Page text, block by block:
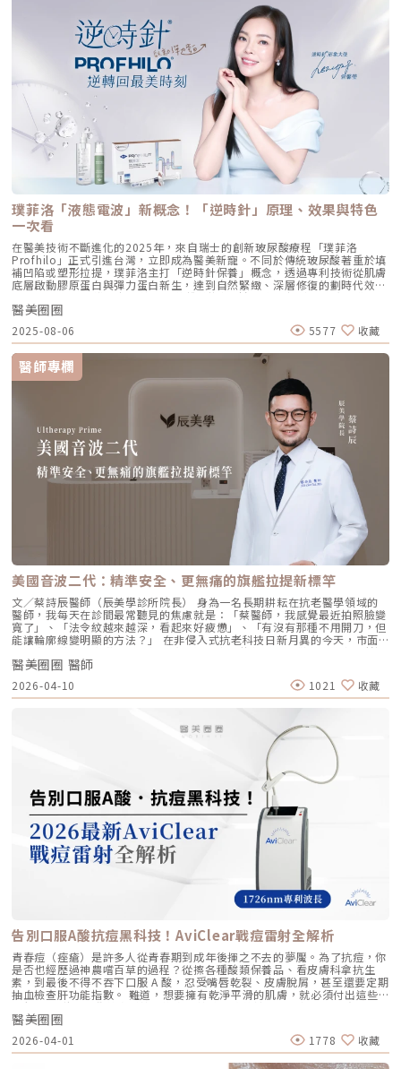
胞：幫助恢復皮下組織的飽滿感，減緩隨著年齡增長的皮下萎縮。 啟動 5
種關鍵結構蛋白：包括 I 型、III 型、IV 型、VII 型膠原蛋白以及最關鍵的彈
力蛋白。這種全方位的重塑效果，能讓下顎線變清晰，讓細紋從底層淡化。
這就是為什麼它被暱稱為「液態電波」。電波是靠「熱能」刺激新生，而
Profhilo 是靠「生物分子信號」啟動新生。對於皮膚薄、怕痛或不適合高
能量儀器的客戶來說，這是一個非常理想的選擇。四、 蔡醫師的精準美
學：BAP 五點拉提點位解析施打 Profhilo 是一門藝術。我們採用國際標準
的 BAP（Bio Aesthetic Points）五點拉提打法，這五個點是避開重要血
管、精準對準臉部支撐結構的黃金位置： [1] 顴骨高點： 位於顴骨最突出的
地方，需離眼睛外側至少 2 公分。能像掛鉤一樣，為中臉提供向上向外的支
撐力。 [2] 鼻翼與瞳孔垂直線交界： 在鼻翼與耳廓之間畫出水平線，再從瞳
孔中線畫垂直線，兩線交交叉處作為注射點。能有效改善法令紋，飽滿面中
部。 [3] 耳廓下前緣： 位於耳廓下緣的前方約 1 公分處。是收緊臉部外側
輪廓、強化下頷線條的關鍵。 [4] 下頷嘴角交界： 在下巴中軸線的三分之一
處畫垂直線，再向唇角方向移動 1.5 公分。可以修飾木偶紋，改善嘴角下
垂。 [5] 下顎角前緣： 位於下顎角前側約 1 公分處。幫助拉緊腮幫子多餘
的鬆弛組織，讓下顎線條清晰。五、 哪些部位最適合 Profhilo 逆時針？
Profhilo 逆時針之所以能成為抗老界的寵兒，不僅是因為它的成分純淨，
更因為它解決了傳統醫美難以觸及的「盲區」。它不靠體積填充，而是透過
「液態拉皮」的概念，從根本提升肌膚彈性。以下四個部位是我在臨床運用
中最推薦的：1. 臉部液態拉皮：BAP 五點精準誘導這是 Profhilo 的核心應
用。與傳統玻尿酸增加臉部「厚重感」或「體積支撐」的邏輯完全不同，
Profhilo 本質上是液態拉皮。我們採用國際標準的 BAP（Bio Aesthetic
Points）五點注射法，這五個點是避開重要血管、精準將玻尿酸導入真皮層
的黃金位置： 顴骨高點：啟動中臉肌膚的生物重塑，優化張力。 鼻翼瞳孔
交界：透過提升肌膚彈力，自然弱化法令紋的視覺感。 耳廓下前緣：強化
臉部外側緊緻度，讓輪廓不再鬆垮。 下頷嘴角交界：改善嘴角周圍的鬆
弛，恢復皮膚原有的拉力。 下顎角前緣：誘導彈力蛋白新生，收緊下頷邊
緣的曲線。這五個點位並非用來「填充凹陷」，而是作為信號啟動點，讓玻
尿酸在皮下如水幕般擴散，誘導彈力蛋白大量新生，像是在皮下植入了一層
隱形的「彈力網」，讓下顎線與中臉自然回歸緊緻狀態。2. 火雞頸與橫向頸
紋：修復彈力纖維的救星頸部皮膚極薄，且缺乏支撐結構，老化多半是因為
彈力纖維斷裂。傳統填充型玻尿酸因為有化學交聯，施打後容易因重力或皮
膚過薄而產生凸起（毛毛蟲現象）。Profhilo 具備極佳的流動性，能均勻
滲透進頸部真皮層，不是填平皺紋，而是從底層重塑頸部肌膚的厚度與張
力，是目前改善頸部質感的首選。3. 手背（雞爪手）：重建真皮層的緊實度
雙手最容易因彈力蛋白流失而顯得乾癟、血管明顯。Profhilo 透過「非填
充」的方式，啟動手背肌膚的自我修復機制。它不僅是補水，更是透過生物
重塑增加組織的彈性與結構感，讓手背肌膚恢復細緻平滑，找回如少女般優
雅的肌膚張力。4. 口周細紋：自然軟化而不僵硬對於愛笑或年長客戶常見的
唇周紋，若使用傳統填充物，常會因為增加了體積而讓表情變得僵硬。
Profhilo 透過液態拉皮的原理，在不改變五官比例的前提下，誘導唇周肌
膚新生彈力蛋白，從底層「軟化」細小紋路，讓整個人看起來更加柔和、自
然。六、 蔡醫師的診間建議：如何規劃妳的「逆時針」計畫？在辰美學，
我們追求的是「長效且細膩」的美，而非瞬間的煙火式改變。針對初次接觸
Profhilo 逆時針 的客戶，我通常會建議以「週期性重塑」的方式來規劃妳
的專屬美學地圖：1. 基礎療程：建議至少進行 2 至 3 次為了達到最佳的彈
力蛋白新生與肌底環境優化，單次施打僅是啟動信號，完整的重塑需要時間
堆疊： 啟動期（第 1 次與第 2 次）： 建議間隔 1 個月施打。這兩次密集的
治療能確保高濃度玻尿酸在真皮層內建立穩固的擴散網絡，全面活化纖維母
細胞。 強化期（第 2 次與第 3 次）： 建議間隔3到6個月進行第三次施打。
這是一個關鍵的鞏固點，能延續細胞的再生信號，讓拉皮效果更具層次感。
維持期： 經過這 3 次完整的週期療程後，肌膚的緊緻度與細緻質感通常可
以維持九個月左右的時間。2.術後照護：輕盈無負擔的修復由於 Profhilo
是極高純度的玻尿酸且不含化學交聯劑，術後反應極輕。只需在 24 小時內
避免劇烈運動與高溫環境（如溫泉、蒸氣室、高溫瑜伽），其餘日常生活、
上妝均不受影響，非常適合行程滿檔的都會女性。結語：美，是找回妳原本
的自然光采抗老不應該是「加法」，而是「還原」。Profhilo 逆時針的哲
學與辰美學的理念不謀而合：我們不希望客戶變得不像自己，我們希望妳在
未來的日子裡，依然保有那份緊緻、透亮的彈力美感。妳不需要厚重的粉底
來遮蓋疲態，因為最美的底妝，就是妳健康的真皮層。如果妳也想體驗這種
「由內而外」的重塑感，歡迎來到辰美學，讓我們為妳量身定制專屬的逆齡
處方箋。「詳細內容請詳見辰美學官網」
@aclinichttps://lin.ee/zGPja49▼詢問整形大小事https://answer-
clinic.com/▼詢問皮膚大小事https://answer-skin.com/▼詢問變美大小
事https://answer-skincare.com/安瑟美膚整形外科診所
FBhttps://www.facebook.com/AnswerClinic安瑟美膚整形外科診所
IGhttps://www.instagram.com/aclinic.group/吳名倫醫師：Dr.Allen 整
形醫美體塑學苑https://www.facebook.com/drallenbody吳名倫醫師
IGhttps://www.instagram.com/psdr_allen/安瑟美膚整形外科診所地
址：臺北市大安區安和路一段113號2樓之1電話：（02）7709-9398
璞菲洛「液態電波」新概念！「逆時針」原理、效果與特色
一次看
在醫美技術不斷進化的2025年，來自瑞士的創新玻尿酸療程「璞菲洛
Profhilo」正式引進台灣，立即成為醫美新寵。不同於傳統玻尿酸著重於填
補凹陷或塑形拉提，璞菲洛主打「逆時針保養」概念，透過專利技術從肌膚
底層啟動膠原蛋白與彈力蛋白新生，達到自然緊緻、深層修復的劃時代效
果。 Profhilo更邀請郭台銘夫人曾馨瑩擔任形象大使，迅速成為市場焦
點。我們將帶你全面認識這項創新療程，從作用原理、五大特色到適合對象
與常見問題，一次搞懂「逆時針玻尿酸」的魅力！ 璞菲洛Profhilo是什
麼？ 璞菲洛是一項注射型玻尿酸產品，由瑞士IBSA研發，正式名稱為「高
低分子玻尿酸皮下植入劑」，在台灣獲得衛福部核准，俗稱為「逆時針」。
與傳統玻尿酸不同，璞菲洛不以填補凹陷為目的，而是透過生物重塑（bio-
remodeling）方式，喚醒肌膚自身的修復機能，促進膠原蛋白和彈力蛋白
的生成，達到自然緊緻與改善膚質的效果。璞菲洛Profhilo的五大特色璞菲
洛之所以能引發醫美界關注，主要在於它與傳統玻尿酸有著本質上的不同，
透過獨特技術從根本上改善肌膚狀態。以下是璞菲洛最突出的五大特色：1.
獨特「生物重塑」機制：啟動膠原與彈力蛋白再生璞菲洛的核心技術採用專
利高、低分子量玻尿酸複合配方，在不添加交聯劑的情況下，能刺激皮膚深
層的纖維母細胞、角質細胞和脂肪細胞，促使膠原蛋白和彈力蛋白大量新
生，從源頭改善肌膚鬆弛與老化問題。2. 全面改善膚況：不只填補，更提升
整體膚質有別於傳統玻尿酸的局部填充，璞菲洛注射後會均勻擴散至皮膚的
真皮層與皮下組織。這使得它能全面性地改善肌膚，包括： 提升肌膚緊實
度與彈性 深層補水、改善乾燥與粗糙 減少細紋、改善膚色不均3. 自然柔和
的效果：告別「饅化臉」璞菲洛的質地較輕盈、流動性高，主要作用提升肌
膚本身的飽滿度與光澤，而不是增加額外體積。因此，能帶來自然、柔和的
改善效果，避免了傳統填充劑可能導致的僵硬或「饅化」現象，讓你看起來
就像是膚況變好了，而不是動了手腳。4. 獨創 BAP 五點注射技術：療程更
舒適、更快速採用獨家的 BAP (Bio Aesthetic Points) 五點注射技術。醫師
只需在臉部兩側各選擇五個精準的生物美學點進行注射，就能讓玻尿酸均勻
擴散至全臉。這大大減少了注射的針數和疼痛感，也降低了術後瘀青和腫脹
的機率，讓療程更加舒適、快速。5. 高濃度、不含交聯劑：安全性高、低發
炎風險以高濃度玻尿酸為主要成分，且製程中不使用任何化學交聯劑，能有
效降低注射後的發炎反應與過敏風險。同時，也經過多項國際認證，確保了
產品的純淨與安全性。逆時針（Profhilo） vs. 傳統玻尿酸比較 療程名稱
逆時針 (Profhilo) 傳統玻尿酸填充劑 主要功能 「生物重塑」(Bio-
remodeling)， 刺激膠原蛋白和彈力蛋白再生，從根本改善膚質 「填充」
和「支撐」， 用於填補凹陷、雕塑輪廓 成分組成 專利技術結合高低分子玻
尿酸， 64mg/2ml 高濃度，無交聯劑 玻尿酸會添加交聯劑，以增加黏度和
支撐力， 能維持體積不被快速分解 作用機制 注射後會均勻擴散至皮膚深
視個人體質、代謝與保養習慣而異） 約6～18個月 （因品牌、分子大小及
個人體質而異） 值得一提的是，它不像音波拉提需要靠機器操作、產生熱
能導致術後紅腫，也不會像玻尿酸填充容易造成過度膨脹的人工感，而是像
「智慧型保養」，漸進式修復你的肌膚底層架構。哪些人適合做璞菲洛？
Profhilo不僅適合輕熟女族群，也非常適合希望改善整體膚況、延緩老化的
人。尤其推薦給以下族群： 面臨初老症狀者： 臉部、頸部或手部出現細
紋、輕微鬆弛，以及肌膚彈性下降、缺乏緊實感的人。 膚質困擾者： 肌膚
乾燥、毛孔粗大、膚色不均或膚質粗糙，希望透過深層保濕來全面提升膚況
的人。 追求自然效果者： 不希望外觀有大幅度改變，只想透過自然、漸進
的方式讓自己看起來更年輕、更有氣色。 對其他療程敏感者： 曾對雷射、
能量儀器等療程反應較大，或希望尋找一種低風險、低修復期的保養方式。
忙碌但仍想維持好氣色的族群非常友善。璞菲洛療程建議與效果說明璞菲洛
建議以三次療程為一完整週期，前兩次治療間隔約30天，第三次則可延長至
4至6個月後進行。必要時，醫師會根據患者肌膚老化程度，評估是否安排加
強治療，以達到最佳效果。大部分患者在首次治療後約2至4週，能感受到肌
膚保濕度提升與質感柔嫩。完整療程結束後，肌膚彈性、細緻度與毛孔緊實
度明顯改善，效果可維持數月，期間因人而異，與個人膚質及保養習慣相
關。針對肌膚老化較嚴重的患者，醫師會提供客製化療程方案，確保治療成
效符合期待。為何完成完整療程後仍需定期補打？雖然Profhilo在第一年完
成三次療程後，可促進皮膚彈力蛋白的新生，但其成分會在體內逐漸代謝，
約在施打後28天開始減少。儘管如此，Profhilo所啟動的生物刺激作用能持
續約3個月左右。隨著時間流逝，皮膚的保濕度與細胞活化功能會逐漸降
醫美圈圈
2025-08-06 5577 收藏
醫師專欄
美國音波二代：精準安全、更無痛的旗艦拉提新標竿
文／蔡詩辰醫師（辰美學診所院長） 身為一名長期耕耘在抗老醫學領域的
醫師，我每天在診間最常聽見的焦慮就是：「蔡醫師，我感覺最近拍照臉變
寬了」、「法令紋越來越深，看起來好疲憊」、「有沒有那種不用開刀，但
能讓輪廓線變明顯的方法？」 在非侵入式抗老科技日新月異的今天，市面
上的音波儀器琳瑯滿目。但每當病患詢問我最信任哪一台儀器時，我的首選
始終是 Ultherapy 美國音波。而在 2026 年的現在，隨著 Ultherapy
Prime（美音二代） 的問世，醫美界正式進入了「精準醫療」的新紀元。這
篇文章，我將以專業醫師的角度，深度拆解為什麼美音二代會成為我臨床治
療的核心，以及它如何重新定義抗老的黃金標準。一、 為什麼「看得到」
跟病患分享一個觀念：音波拉提不是「能量越強越好」，而是「能量要打在
對的地方」。每個人的皮膚厚度、皮下脂肪分布、筋膜層（SMAS）的深
度，甚至是神經血管的走勢都完全不同。即便是在同一個人的臉上，左側與
右側的組織密度也存在差異。傳統的音波療程多半屬於「盲打」，醫師只能
憑藉經驗去推測深度，這就像是在迷霧中航行，風險與不穩定性自然較高。
1.1 精準醫療的「透視眼」最新的Ultherapy Prime 美國音波二代搭載了升
級版 DeepSEE® 即時影像技術。在施打的每一條能量時，我都能透過 2X 高
清螢幕清晰地看見病患當下的組織層級。這意味著： 避開神經與骨頭：大
幅降低因能量落點錯誤導致的劇痛或副作用。 精準鎖定 SMAS 筋膜層：確
保每一發熱凝結點都精確落在支撐輪廓的關鍵地基上。 即時監控探頭貼合
度：防止因貼合不全導致的表皮燙傷。二、 三種鬆弛型態：妳需要的是
「拉提」還是「緊緻」？很多客人到診間會直接說：「我要打音波。」但我
通常會先進行細緻的觸診與影像觀察，因為「鬆弛」其實分為不同層次。如
果診斷錯誤，治療效果就會大打折扣。我將臉部老化歸納為三種主要型態，
並給予不同的客製化建議：2.1 筋膜鬆弛型（結構下垂）這是最適合美國音
墜。這類問題的根源在於 SMAS 筋膜層失去張力，需要透過美音二代深達
4.5mm 的聚焦能量，從地基進行「拉提」。2.2 表皮鬆弛型（膚質鬆軟）
如果妳覺得臉部皮膚軟爛、毛孔粗大、布滿細紋，這通常是真皮層膠原蛋白
流失。此時我會建議以「無雙電波」或「鳳凰電波」為主，強化表層的「緊
緻」，若能搭配美音二代 1.5mm 或 3.0mm 的探頭進行分層治療，效果會
更全面。2.3 脂肪下移型（贅肉堆積）有些人老化表現是法令紋上方擠出一
塊肉，或是出現明顯的雙下巴。這類族群除了筋膜拉提，還需要美音二代對
脂肪組織產生的微熱效應來進行收斂，收緊鬆贅組織，恢復線條的俐落感。
三、 關於痛感與效果：二代真的不一樣嗎？「醫師，聽說美國音波非常
痛，是真的嗎？」這是許多客人心中的陰影。的確，第一代美國音波因其能
量輸出極為強悍扎實，對某些痛感較敏感的客人來說確實是一大挑戰。但
Ultherapy Prime（美音二代）在 2026 年能被醫美圈推崇，關鍵就在於它
醫美圈圈 醫師
2026-04-10 1021 收藏
告別口服A酸抗痘黑科技！AviClear戰痘雷射全解析
青春痘（痤瘡）是許多人從青春期到成年後揮之不去的夢魘。為了抗痘，你
是否也經歷過神農嚐百草的過程？從擦各種酸類保養品、看皮膚科拿抗生
素，到最後不得不吞下口服 A 酸，忍受嘴唇乾裂、皮膚脫屑，甚至還要定期
抽血檢查肝功能指數。 難道，想要擁有乾淨平滑的肌膚，就必須付出這些
代價嗎？ 隨著醫學美容科技的進步，抗痘治療終於迎來了劃時代的突破。
全球首款獲得美國 FDA 認證，專門針對「皮脂腺」進行治療的 AviClear 戰
痘雷射 正式問世。它主打不需依賴藥物、無嚴重副作用，透過專利
1726nm 波長雷射，從根源「關閉」過度活躍的皮脂腺。 這篇文章將帶你
全面深入了解 AviClear 戰痘雷射的作用原理、與傳統治療的差異、療程細
醫美圈圈
2026-04-01 1778 收藏